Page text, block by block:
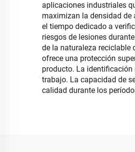
aplicaciones industriales
maximizan la densidad
el tiempo dedicado a
riesgos de lesiones
de la naturaleza reciclable
ofrece una protección
producto. La
trabajo. La capacidad de
calidad durante los